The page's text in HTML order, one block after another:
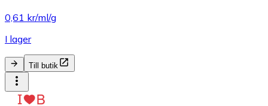
0,61 kr/ml/g
I lager
Till butik